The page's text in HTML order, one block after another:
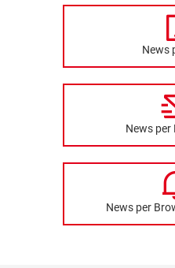
News
News per
News per